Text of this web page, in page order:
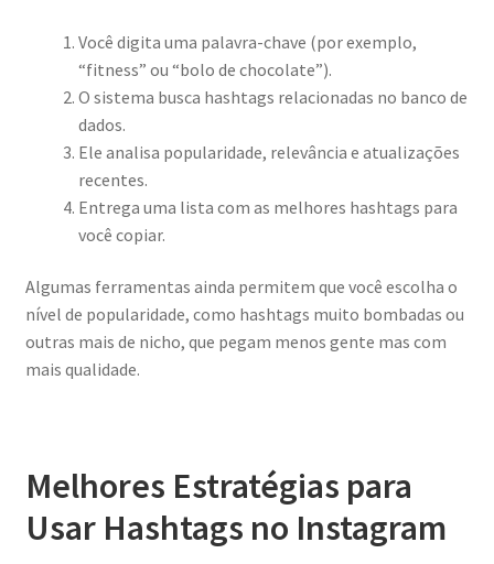
Você digita uma palavra-chave (por exemplo,
“fitness” ou “bolo de chocolate”).
O sistema busca hashtags relacionadas no banco de
dados.
Ele analisa popularidade, relevância e atualizações
recentes.
Entrega uma lista com as melhores hashtags para
você copiar.
Algumas ferramentas ainda permitem que você escolha o
nível de popularidade, como hashtags muito bombadas ou
outras mais de nicho, que pegam menos gente mas com
mais qualidade.
Melhores Estratégias para
Usar Hashtags no Instagram